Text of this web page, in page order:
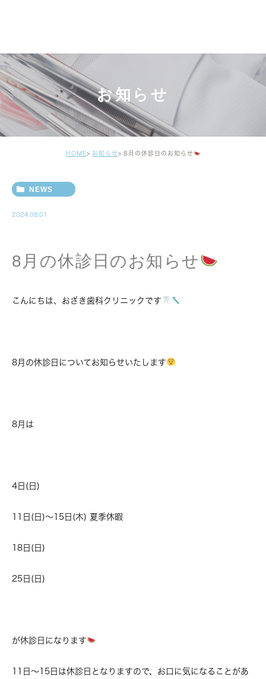
お知らせ
HOME お知らせ 8月の休診日のお知らせ
NEWS
2024.08.01
8月の休診日のお知らせ
こんにちは、おざき歯科クリニックです
8月の休診日についてお知らせいたします
8月は
4日(日)
11日(日)〜15日(木) 夏季休暇
18日(日)
25日(日)
が休診日になります
11日〜15日は休診日となりますので、お口に気になることがあ